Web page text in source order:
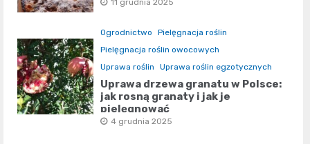
11 grudnia 2025
Ogrodnictwo
Pielęgnacja roślin
Pielęgnacja roślin owocowych
Uprawa roślin
Uprawa roślin egzotycznych
Uprawa drzewa granatu w Polsce:
jak rosną granaty i jak je
pielęgnować
4 grudnia 2025